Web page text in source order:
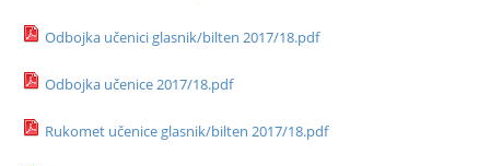
Odbojka učenici glasnik/bilten 2017/18.pdf
Odbojka učenice 2017/18.pdf
Rukomet učenice glasnik/bilten 2017/18.pdf